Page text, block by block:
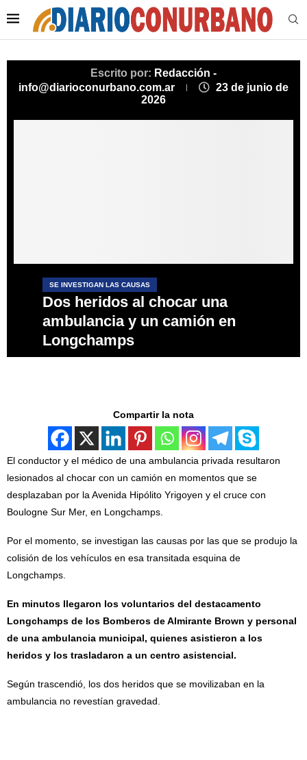
Escrito por: Redacción -
info@diarioconurbano.com.ar
23 de junio de
2026
SE INVESTIGAN LAS CAUSAS
Dos heridos al chocar una
ambulancia y un camión en
Longchamps
Compartir la nota
El conductor y el médico de una ambulancia privada resultaron
lesionados al chocar con un camión en momentos que se
desplazaban por la Avenida Hipólito Yrigoyen y el cruce con
Boulogne Sur Mer, en Longchamps.
Por el momento, se investigan las causas por las que se produjo la
colisión de los vehículos en esa transitada esquina de
Longchamps.
En minutos llegaron los voluntarios del destacamento
Longchamps de los Bomberos de Almirante Brown y personal
de una ambulancia municipal, quienes asistieron a los
heridos y los trasladaron a un centro asistencial.
Según trascendió, los dos heridos que se movilizaban en la
ambulancia no revestían gravedad.